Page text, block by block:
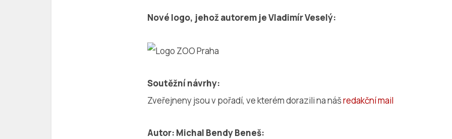
Nové logo, jehož autorem je Vladimír Veselý:
Soutěžní návrhy:
Zveřejneny jsou v pořadí, ve kterém dorazili na nášredakční mail
Autor: Michal Bendy Beneš: